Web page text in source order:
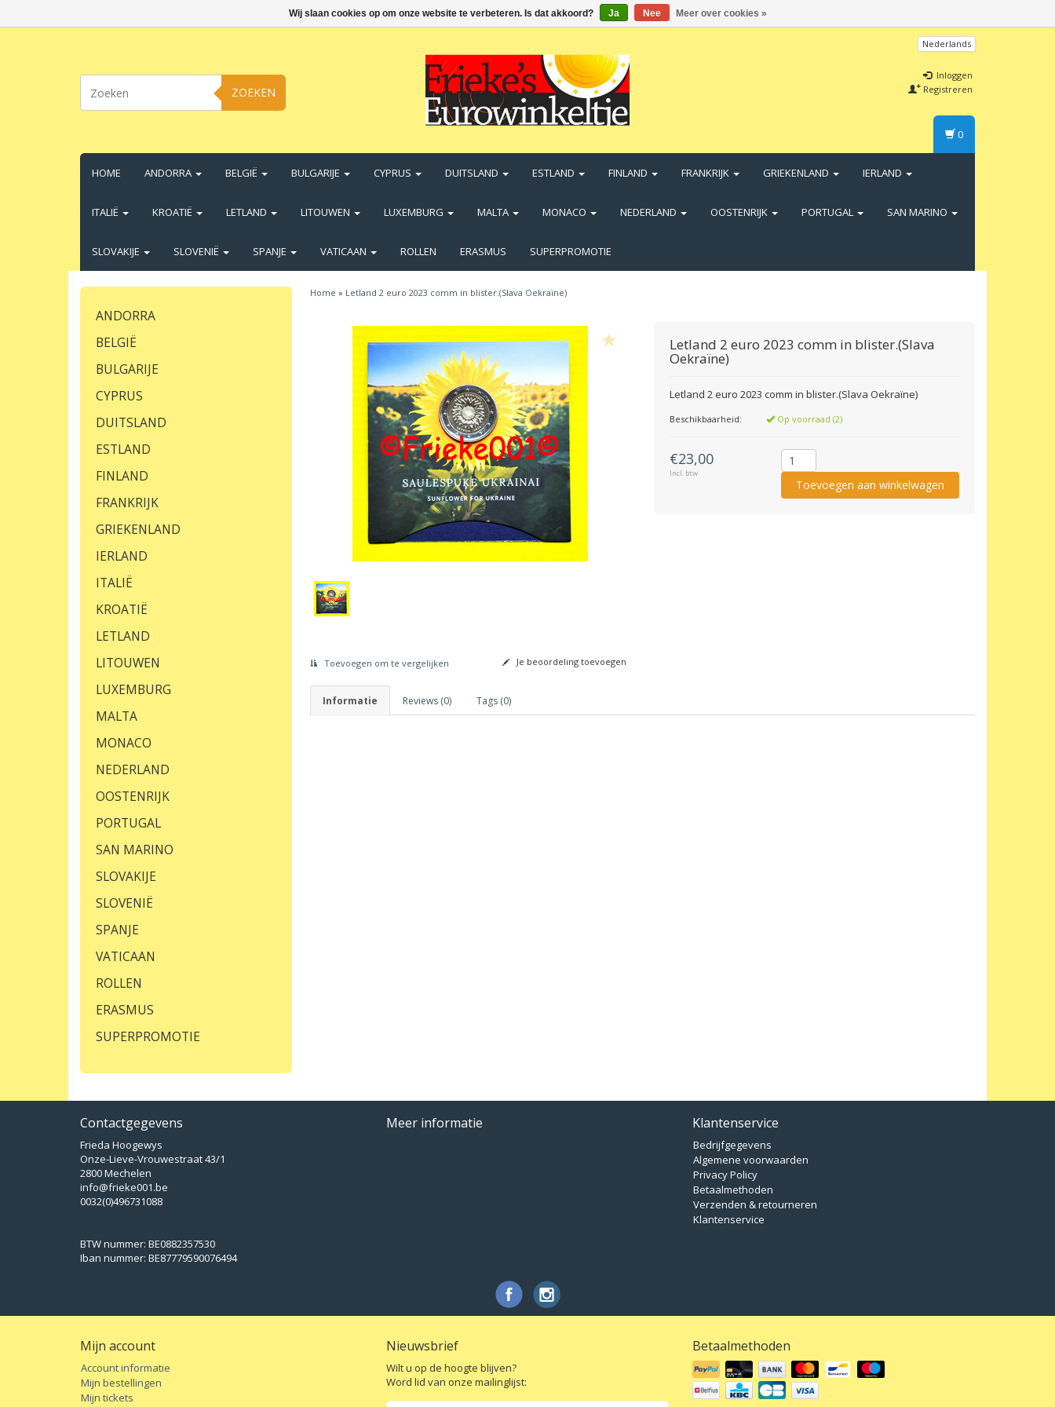
ZOEKEN
Nederlands
Inloggen
Registreren
HOME ANDORRA BELGIË BULGARIJE CYPRUS DUITSLAND ESTLAND FINLAND FRANKRIJK GRIEKENLAND IERLAND
ITALIË KROATIË LETLAND LITOUWEN LUXEMBURG MALTA MONACO NEDERLAND OOSTENRIJK PORTUGAL SAN MARINO
SLOVAKIJE SLOVENIË SPANJE VATICAAN ROLLEN ERASMUS SUPERPROMOTIE
0
ANDORRA
BELGIË
BULGARIJE
CYPRUS
DUITSLAND
ESTLAND
FINLAND
FRANKRIJK
GRIEKENLAND
IERLAND
ITALIË
KROATIË
LETLAND
LITOUWEN
LUXEMBURG
MALTA
MONACO
NEDERLAND
OOSTENRIJK
PORTUGAL
SAN MARINO
SLOVAKIJE
SLOVENIË
SPANJE
VATICAAN
ROLLEN
ERASMUS
SUPERPROMOTIE
Home » Letland 2 euro 2023 comm in blister.(Slava Oekraïne)
Letland 2 euro 2023 comm in blister.(Slava
Oekraïne)
Letland 2 euro 2023 comm in blister.(Slava Oekraïne)
Beschikbaarheid: Op voorraad (2)
€23,00
Incl. btw
Toevoegen om te vergelijken Je beoordeling toevoegen
Informatie Reviews (0) Tags (0)
Contactgegevens
Frieda Hoogewys
Onze-Lieve-Vrouwestraat 43/1
2800 Mechelen
info@frieke001.be
0032(0)496731088
BTW nummer: BE0882357530
Iban nummer: BE87779590076494
Meer informatie Klantenservice
Bedrijfgegevens
Algemene voorwaarden
Privacy Policy
Betaalmethoden
Verzenden & retourneren
Klantenservice
Mijn account
Account informatie
Mijn bestellingen
Mijn tickets
Nieuwsbrief
Wilt u op de hoogte blijven?
Word lid van onze mailinglijst:
Betaalmethoden
Wij slaan cookies op om onze website te verbeteren. Is dat akkoord? Ja Nee Meer over cookies »